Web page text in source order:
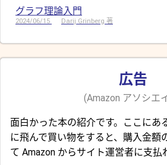
グラフ理論入門
2024/06/15 Darij Grinberg 著
広告
(Amazon アソシエ
面白かった本の紹介です。ここにあ
に飛んで買い物をすると、購入金額
て Amazon からサイト運営者に支払